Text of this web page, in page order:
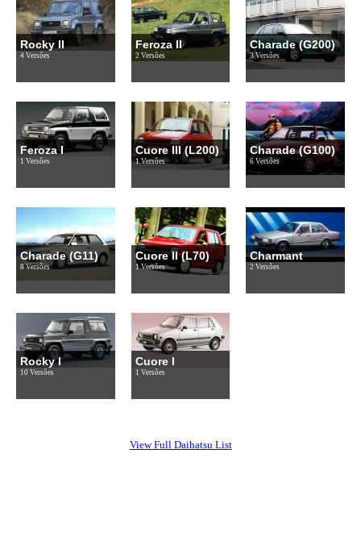
Rocky II
4 Versões
Feroza II
2 Versões
Charade (G200)
3 Versões
Feroza I
1 Versões
Cuore III (L200)
1 Versões
Charade (G100)
6 Versões
Charade (G11)
8 Versões
Cuore II (L70)
1 Versões
Charmant
2 Versões
Rocky I
10 Versões
Cuore I
1 Versões
View Full Daihatsu List